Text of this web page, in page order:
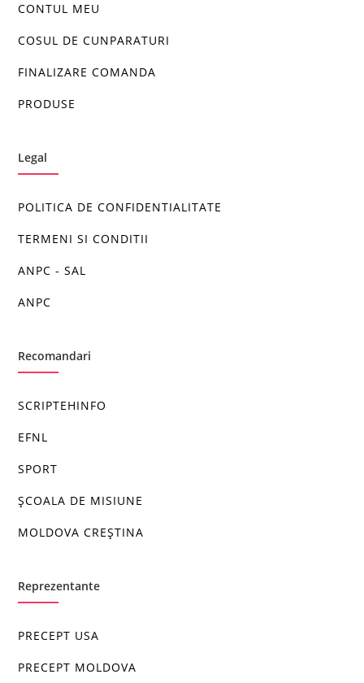
CONTUL MEU
COSUL DE CUNPARATURI
FINALIZARE COMANDA
PRODUSE
Legal
POLITICA DE CONFIDENTIALITATE
TERMENI SI CONDITII
ANPC - SAL
ANPC
Recomandari
SCRIPTEHINFO
EFNL
SPORT
ȘCOALA DE MISIUNE
MOLDOVA CREȘTINA
Reprezentante
PRECEPT USA
PRECEPT MOLDOVA